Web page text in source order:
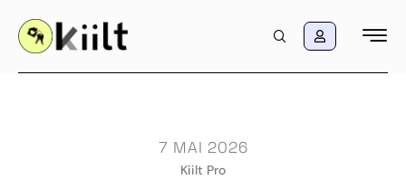
7 MAI 2026
Kiilt Pro